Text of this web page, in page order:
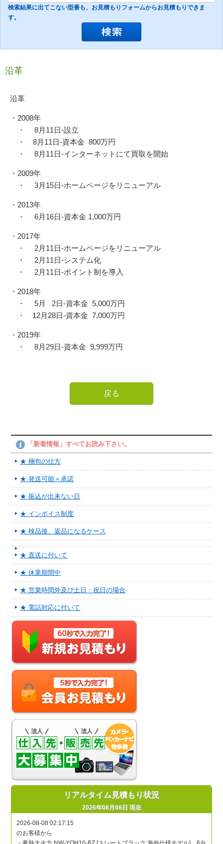
検索結果に出てこない型番も、お見積もりフォームからお見積もりできま
す。
沿革
沿革
・2008年
・ 8月11日-設立
・ 8月11日-資本金 800万円
・ 8月11日-インターネットにて買取を開始
・2009年
・ 3月15日-ホームページをリニューアル
・2013年
・ 6月16日-資本金 1,000万円
・2017年
・ 2月11日-ホームページをリニューアル
・ 2月11日-システム化
・ 2月11日-ポイント制を導入
・2018年
・ 5月 2日-資本金 5,000万円
・ 12月28日-資本金 7,000万円
・2019年
・ 8月29日-資本金 9,999万円
戻る
「新着情報」すべてお読み下さい。
★ 梱包の仕方
★ 発送可能＝承諾
★ 振込が出来ない日
★ インボイス制度
★ 検品後、返品になるケース
★ 直送に付いて
★ 休業期間中
★ 営業時間外及び土日・祝日の場合
★ 電話対応に付いて
リアルタイム見積もり状況
2026年08月08日 現在